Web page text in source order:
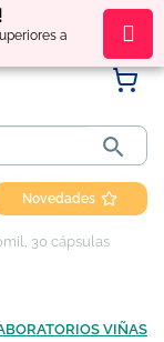
a
compras

Novedades
30 cápsulas
VIÑAS